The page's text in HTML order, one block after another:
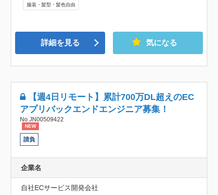
服装・髪型・髪色自由
詳細を見る 気になる
【週4日リモート】累計700万DL超えのEC
アプリバックエンドエンジニア募集！
No.JN00509422
NEW
請負
企業名
自社ECサービス開発会社